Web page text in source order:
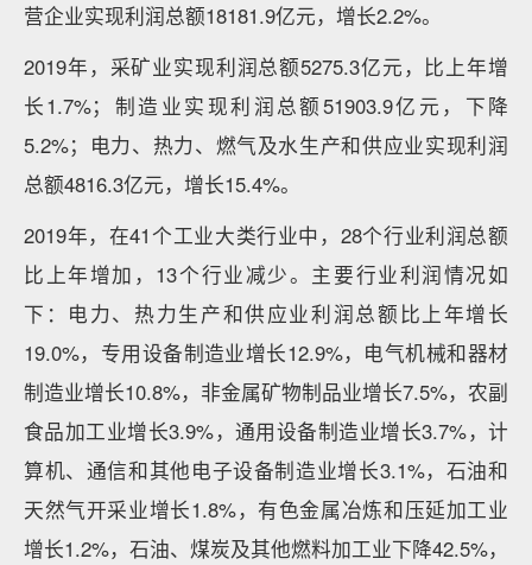
营企业实现利润总额18181.9亿元，增长2.2%。
2019年，采矿业实现利润总额5275.3亿元，比上年增
长1.7%；制造业实现利润总额51903.9亿元，下降
5.2%；电力、热力、燃气及水生产和供应业实现利润
总额4816.3亿元，增长15.4%。
2019年，在41个工业大类行业中，28个行业利润总额
比上年增加，13个行业减少。主要行业利润情况如
下：电力、热力生产和供应业利润总额比上年增长
19.0%，专用设备制造业增长12.9%，电气机械和器材
制造业增长10.8%，非金属矿物制品业增长7.5%，农副
食品加工业增长3.9%，通用设备制造业增长3.7%，计
算机、通信和其他电子设备制造业增长3.1%，石油和
天然气开采业增长1.8%，有色金属冶炼和压延加工业
增长1.2%，石油、煤炭及其他燃料加工业下降42.5%，